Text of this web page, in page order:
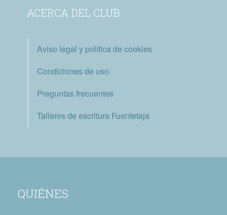
ACERCA DEL CLUB
Aviso legal y política de cookies
Condiciones de uso
Preguntas frecuentes
Talleres de escritura Fuentetaja
QUIÉNES